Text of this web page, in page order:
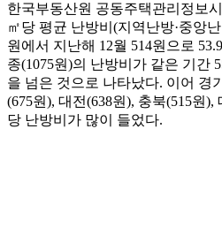
한국부동산원 공동주택관리정보
㎡당 평균 난방비(지역난방·중앙
원에서 지난해 12월 514원으로
종(1075원)의 난방비가 같은 기간
을 넘은 것으로 나타났다. 이어 경
(675원), 대전(638원), 충북(515원),
당 난방비가 많이 들었다.